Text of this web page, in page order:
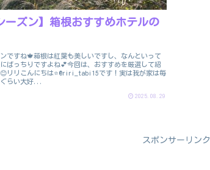
ーズン】箱根おすすめホテルの
ですね🍁箱根は紅葉も美しいですし、なんといって
ばっちりですよね💕今回は、おすすめを厳選して紹
リリこんにちは⭐@riri_tabi15です！実は我が家は毎
らい大好...
2025.08.29
スポンサーリンク